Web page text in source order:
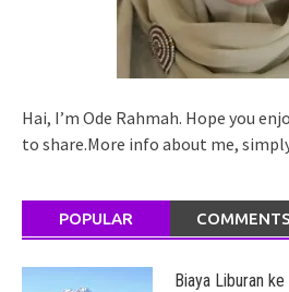
Hai, I’m Ode Rahmah. Hope you
to share.More info about me,
POPULAR COMMENTS
Biaya Liburan